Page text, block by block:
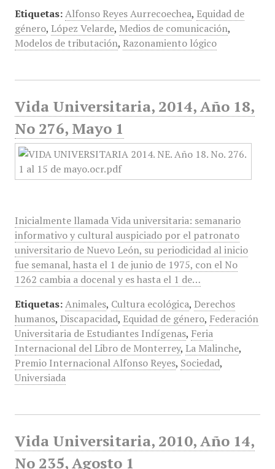
Etiquetas: Alfonso Reyes Aurrecoechea, Equidad de
género, López Velarde, Medios de comunicación,
Modelos de tributación, Razonamiento lógico
Vida Universitaria, 2014, Año 18,
No 276, Mayo 1
Inicialmente llamada Vida universitaria: semanario
informativo y cultural auspiciado por el patronato
universitario de Nuevo León, su periodicidad al inicio
fue semanal, hasta el 1 de junio de 1975, con el No
1262 cambia a docenal y es hasta el 1 de…
Etiquetas: Animales, Cultura ecológica, Derechos
humanos, Discapacidad, Equidad de género, Federación
Universitaria de Estudiantes Indígenas, Feria
Internacional del Libro de Monterrey, La Malinche,
Premio Internacional Alfonso Reyes, Sociedad,
Universiada
Vida Universitaria, 2010, Año 14,
No 235, Agosto 1